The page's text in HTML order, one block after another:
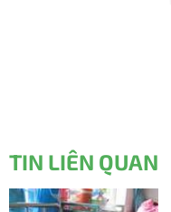
TIN LIÊN QUAN